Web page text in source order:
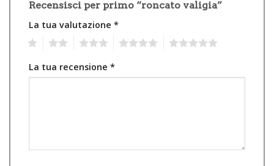
Recensisci per primo “roncato valigia”
La tua valutazione *
La tua recensione *